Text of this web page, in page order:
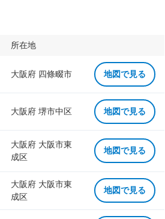
所在地
大阪府 四條畷市 地図で見る
大阪府 堺市中区 地図で見る
大阪府 大阪市東
成区
地図で見る
大阪府 大阪市東
成区
地図で見る